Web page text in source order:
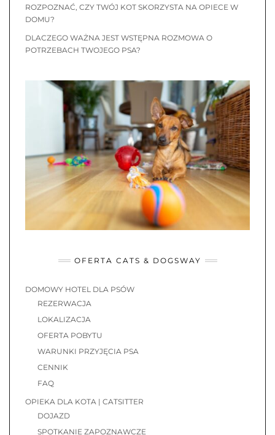
ROZPOZNAĆ, CZY TWÓJ KOT SKORZYSTA NA OPIECE W
DOMU?
DLACZEGO WAŻNA JEST WSTĘPNA ROZMOWA O
POTRZEBACH TWOJEGO PSA?
OFERTA CATS & DOGSWAY
DOMOWY HOTEL DLA PSÓW
REZERWACJA
LOKALIZACJA
OFERTA POBYTU
WARUNKI PRZYJĘCIA PSA
CENNIK
FAQ
OPIEKA DLA KOTA | CATSITTER
DOJAZD
SPOTKANIE ZAPOZNAWCZE